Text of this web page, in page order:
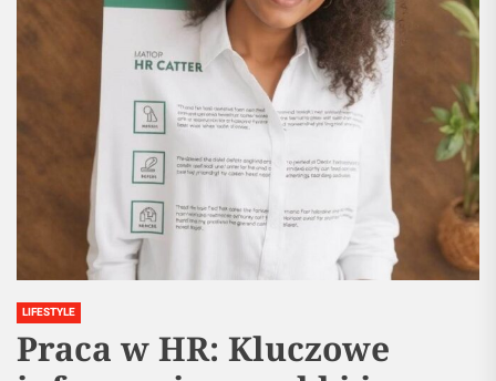
LIFESTYLE
Praca w HR: Kluczowe